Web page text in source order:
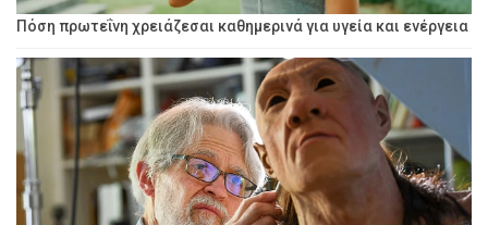
Πόση πρωτεΐνη χρειάζεσαι καθημερινά για υγεία και ενέργεια